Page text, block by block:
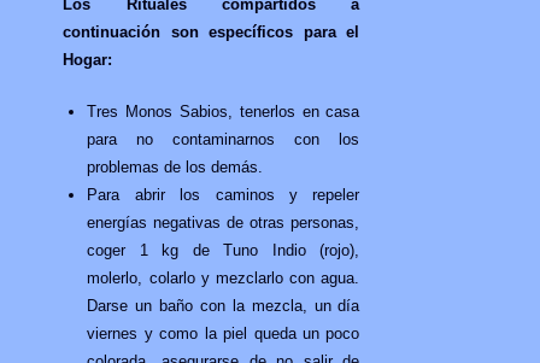
Los Rituales compartidos a
continuación son específicos para el
Hogar:
Tres Monos Sabios, tenerlos en casa
para no contaminarnos con los
problemas de los demás.
Para abrir los caminos y repeler
energías negativas de otras personas,
coger 1 kg de Tuno Indio (rojo),
molerlo, colarlo y mezclarlo con agua.
Darse un baño con la mezcla, un día
viernes y como la piel queda un poco